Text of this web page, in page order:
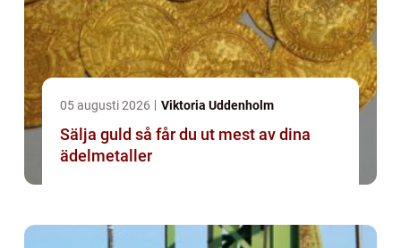
05 augusti 2026 Viktoria Uddenholm
Sälja guld så får du ut mest av dina
ädelmetaller